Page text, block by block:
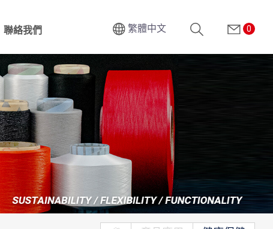
聯絡我們 繁體中文 0